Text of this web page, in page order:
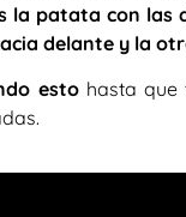
la patata con las
delante y la
estohasta que